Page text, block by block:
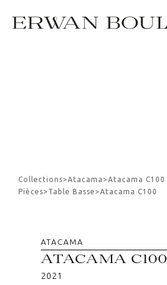
Collections>Atacama>Atacama C100
Pièces> Table Basse>Atacama C100
ATACAMA
ATACAMA C100
2021